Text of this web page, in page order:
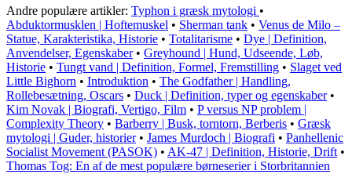
Andre populære artikler: Typhon i græsk mytologi •
Abduktormusklen | Hoftemuskel • Sherman tank • Venus de Milo –
Statue, Karakteristika, Historie • Totalitarisme • Dye | Definition,
Anvendelser, Egenskaber• Greyhound | Hund, Udseende, Løb,
Historie • Tungt vand | Definition, Formel, Fremstilling • Slaget ved
Little Bighorn • Introduktion • The Godfather | Handling,
Rollebesætning, Oscars • Duck | Definition, typer og egenskaber•
Kim Novak | Biografi, Vertigo, Film • P versus NP problem |
Complexity Theory • Barberry | Busk, torntorn, Berberis • Græsk
mytologi | Guder, historier• James Murdoch | Biografi • Panhellenic
Socialist Movement (PASOK) • AK-47 | Definition, Historie, Drift •
Thomas Tog: En af de mest populære børneserier i Storbritannien